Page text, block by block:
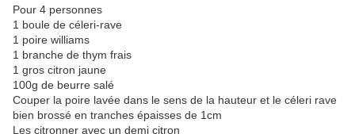
Pour 4 personnes
1 boule de céleri-rave
1 poire williams
1 branche de thym frais
1 gros citron jaune
100g de beurre salé
Couper la poire lavée dans le sens de la hauteur et le céleri rave
bien brossé en tranches épaisses de 1cm
Les citronner avec un demi citron